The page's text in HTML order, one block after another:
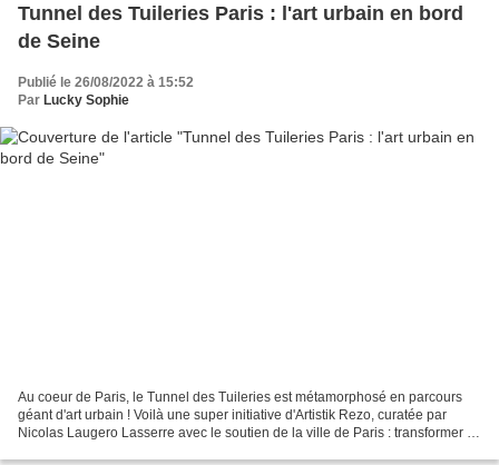
Tunnel des Tuileries Paris : l'art urbain en bord
de Seine
Publié le 26/08/2022 à 15:52
Par Lucky Sophie
Au coeur de Paris, le Tunnel des Tuileries est métamorphosé en parcours
géant d'art urbain ! Voilà une super initiative d'Artistik Rezo, curatée par
Nicolas Laugero Lasserre avec le soutien de la ville de Paris : transformer le